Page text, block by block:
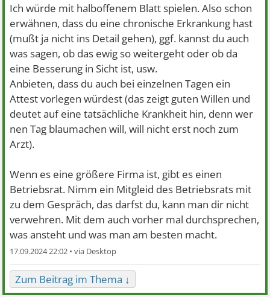
Ich würde mit halboffenem Blatt spielen. Also schon
erwähnen, dass du eine chronische Erkrankung hast
(mußt ja nicht ins Detail gehen), ggf. kannst du auch
was sagen, ob das ewig so weitergeht oder ob da
eine Besserung in Sicht ist, usw.
Anbieten, dass du auch bei einzelnen Tagen ein
Attest vorlegen würdest (das zeigt guten Willen und
deutet auf eine tatsächliche Krankheit hin, denn wer
nen Tag blaumachen will, will nicht erst noch zum
Arzt).
Wenn es eine größere Firma ist, gibt es einen
Betriebsrat. Nimm ein Mitgleid des Betriebsrats mit
zu dem Gespräch, das darfst du, kann man dir nicht
verwehren. Mit dem auch vorher mal durchsprechen,
was ansteht und was man am besten macht.
17.09.2024 22:02 •
Zum Beitrag im Thema ↓